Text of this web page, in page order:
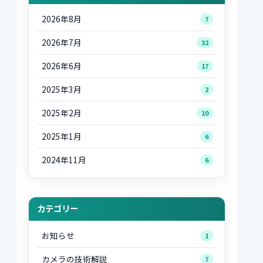
2026年8月 7
2026年7月 32
2026年6月 17
2025年3月 2
2025年2月 10
2025年1月 6
2024年11月 6
カテゴリー
お知らせ 1
カメラの技術解説 7